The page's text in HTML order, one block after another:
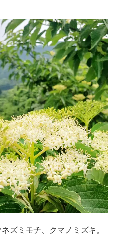
ズミモチ、クマノミズキ。